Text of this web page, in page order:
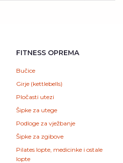
FITNESS OPREMA
Bučice
Girje (kettlebells)
Pločasti utezi
Šipke za utege
Podloge za vježbanje
Šipke za zgibove
Pilates lopte, medicinke i ostale
lopte